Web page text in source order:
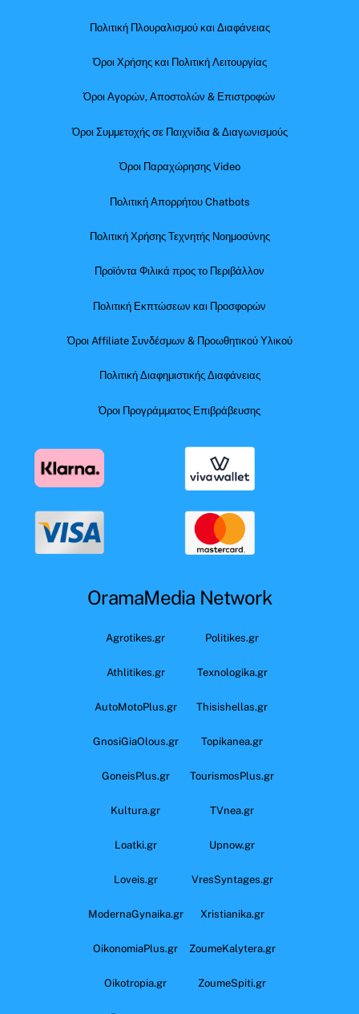
Πολιτική Πλουραλισμού και Διαφάνειας
Όροι Χρήσης και Πολιτική Λειτουργίας
Όροι Αγορών, Αποστολών & Επιστροφών
Όροι Συμμετοχής σε Παιχνίδια & Διαγωνισμούς
Όροι Παραχώρησης Video
Πολιτική Απορρήτου Chatbots
Πολιτική Χρήσης Τεχνητής Νοημοσύνης
Προϊόντα Φιλικά προς το Περιβάλλον
Πολιτική Εκπτώσεων και Προσφορών
Όροι Affiliate Συνδέσμων & Προωθητικού Υλικού
Πολιτική Διαφημιστικής Διαφάνειας
Όροι Προγράμματος Επιβράβευσης
OramaMedia Network
Agrotikes.gr Politikes.gr
Athlitikes.gr Texnologika.gr
AutoMotoPlus.gr Thisishellas.gr
GnosiGiaOlous.gr Topikanea.gr
GoneisPlus.gr TourismosPlus.gr
Kultura.gr TVnea.gr
Loatki.gr Upnow.gr
Loveis.gr VresSyntages.gr
ModernaGynaika.gr Xristianika.gr
OikonomiaPlus.gr ZoumeKalytera.gr
Oikotropia.gr ZoumeSpiti.gr